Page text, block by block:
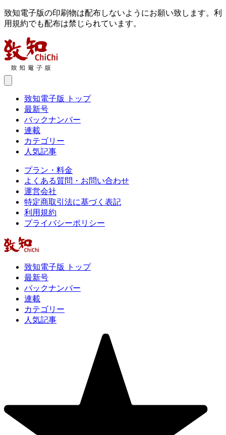
致知電子版の印刷物は配布しないようにお願い致します。利
用規約でも配布は禁じられています。
致知電子版 トップ
最新号
バックナンバー
連載
カテゴリー
人気記事
プラン・料金
よくある質問・お問い合わせ
運営会社
特定商取引法に基づく表記
利用規約
プライバシーポリシー
致知電子版 トップ
最新号
バックナンバー
連載
カテゴリー
人気記事